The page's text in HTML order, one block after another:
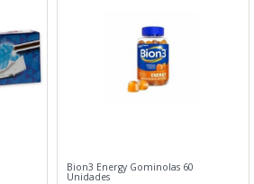
Bion3 Energy Gominolas 60
Unidades